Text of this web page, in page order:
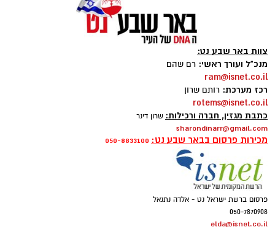
צוות באר שבע נט:
מנכ"ל ועורך ראשי: רם שהם
ram@isnet.co.il
רכז מערכת: רותם שרון
rotems@isnet.co.il
כתבת מגזין, חברה ורכילות: שרון דינר
sharondinarr@gmail.com
מכירות פרסום בבאר שבע נט: 050-8833100
פרסום ברשת ישראל נט - אלדה נתנאל
050-7870908
elda@isnet.co.il